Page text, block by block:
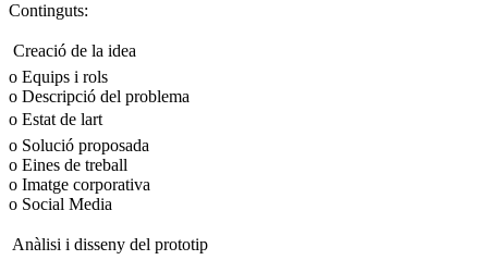
Continguts:
 Creació de la idea
o Equips i rols
o Descripció del problema
o Estat de lart
o Solució proposada
o Eines de treball
o Imatge corporativa
o Social Media
 Anàlisi i disseny del prototip